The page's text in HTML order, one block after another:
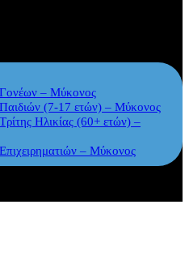
– Μύκονος
(7-17 ετών) – Μύκονος
Ηλικίας (60+ ετών) –
– Μύκονος